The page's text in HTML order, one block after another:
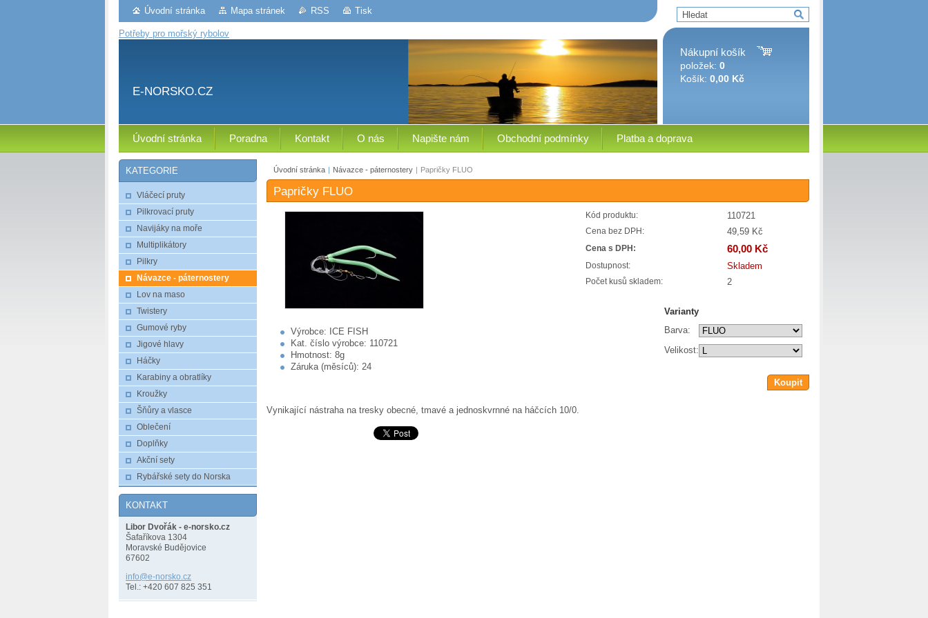
Úvodní stránka Mapa stránek RSS Tisk
Potřeby pro mořský rybolov
E-NORSKO.CZ
Nákupní košík
položek: 0
Košík: 0,00 Kč
Úvodní stránka Poradna Kontakt O nás Napište nám Obchodní podmínky Platba a doprava
Úvodní stránka | Návazce - páternostery | Papričky FLUO
Papričky FLUO
Výrobce: ICE FISH
Kat. číslo výrobce: 110721
Hmotnost: 8g
Záruka (měsíců): 24
Kód produktu: 110721
Cena bez DPH: 49,59 Kč
Cena s DPH: 60,00 Kč
Dostupnost: Skladem
Počet kusů skladem: 2
Varianty
Barva:
Velikost:
Koupit
Vynikající nástraha na tresky obecné, tmavé a jednoskvrnné na háčcích 10/0.
KATEGORIE
Vláčecí pruty
Pilkrovací pruty
Navijáky na moře
Multiplikátory
Pilkry
Návazce - páternostery
Lov na maso
Twistery
Gumové ryby
Jigové hlavy
Háčky
Karabiny a obratlíky
Kroužky
Šňůry a vlasce
Oblečení
Doplňky
Akční sety
Rybářské sety do Norska
KONTAKT
Libor Dvořák - e-norsko.cz
Šafaříkova 1304
Moravské Budějovice
67602
info@e-norsko.cz
Tel.: +420 607 825 351